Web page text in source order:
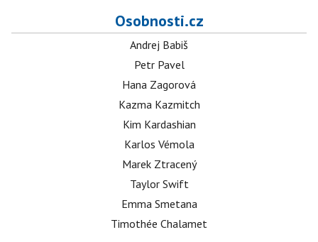
Osobnosti.cz
Andrej Babiš
Petr Pavel
Hana Zagorová
Kazma Kazmitch
Kim Kardashian
Karlos Vémola
Marek Ztracený
Taylor Swift
Emma Smetana
Timothée Chalamet